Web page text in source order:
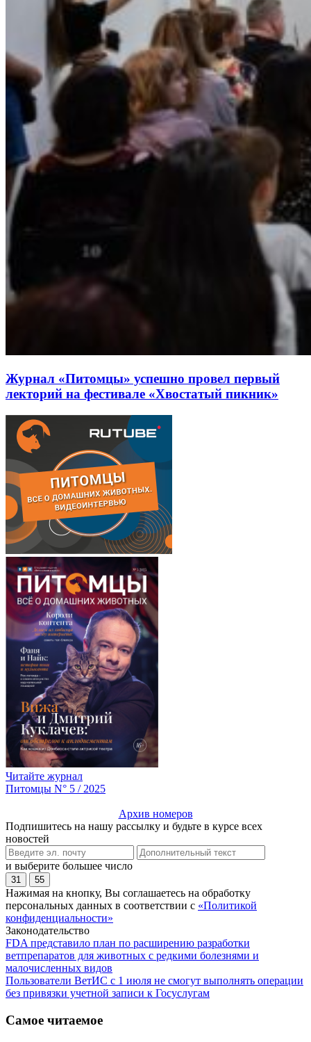
Журнал «Питомцы» успешно провел первый
лекторий на фестивале «Хвостатый пикник»
Читайте журнал
Питомцы N° 5 / 2025
Архив номеров
Подпишитесь на нашу рассылку и будьте в курсе всех
новостей
и выберите большее число
31 55
Нажимая на кнопку, Вы соглашаетесь на обработку
персональных данных в соответствии с «Политикой
конфиденциальности»
Законодательство
FDA представило план по расширению разработки
ветпрепаратов для животных с редкими болезнями и
малочисленных видов
Пользователи ВетИС с 1 июля не смогут выполнять операции
без привязки учетной записи к Госуслугам
Самое читаемое